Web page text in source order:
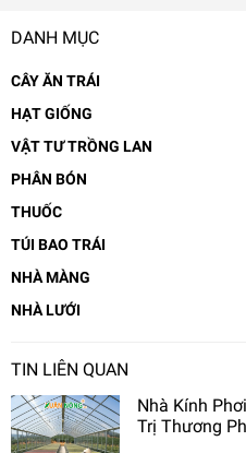
DANH MỤC
CÂY ĂN TRÁI
HẠT GIỐNG
VẬT TƯ TRỒNG LAN
PHÂN BÓN
THUỐC
TÚI BAO TRÁI
NHÀ MÀNG
NHÀ LƯỚI
TIN LIÊN QUAN
Nhà Kính
Trị Thương